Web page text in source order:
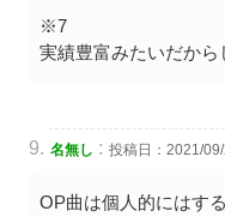
※7
実績豊富みたいだから
名無し : 投稿日：2021/
OP曲は個人的にはす